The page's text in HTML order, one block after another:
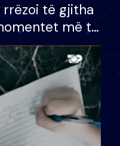
rrëzoi të gjitha
më të
VIP: Do më
kur…